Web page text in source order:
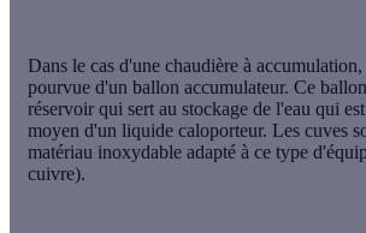
Dans le cas d'une chaudière à
pourvue d'un ballon accumulateur. Ce
réservoir qui sert au stockage de l'eau qui
moyen d'un liquide caloporteur. Les cuves
matériau inoxydable adapté à ce type
cuivre).